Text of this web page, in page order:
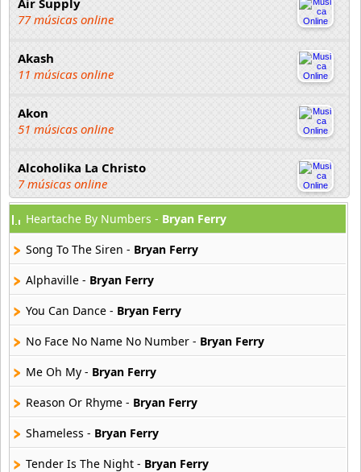
Air Supply
77 músicas online
Akash
11 músicas online
Akon
51 músicas online
Alcoholika La Christo
7 músicas online
Atajo
22 músicas online
Banane Metalik
26 músicas online
16 músicas online
Beady Eye
16 músicas online
Bee Gees
29 músicas online
Heartache By Numbers - Bryan Ferry
Song To The Siren - Bryan Ferry
Alphaville - Bryan Ferry
You Can Dance - Bryan Ferry
No Face No Name No Number - Bryan Ferry
Me Oh My - Bryan Ferry
Reason Or Rhyme - Bryan Ferry
Shameless - Bryan Ferry
Tender Is The Night - Bryan Ferry